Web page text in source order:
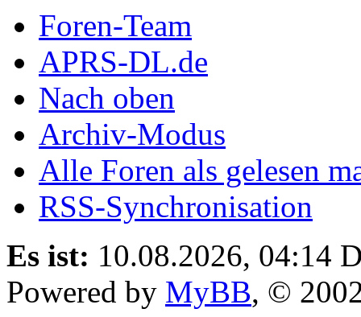
Foren-Team
APRS-DL.de
Nach oben
Archiv-Modus
Alle Foren als gelesen
RSS-Synchronisation
Es ist: 10.08.2026, 04:14
Powered by MyBB, ©